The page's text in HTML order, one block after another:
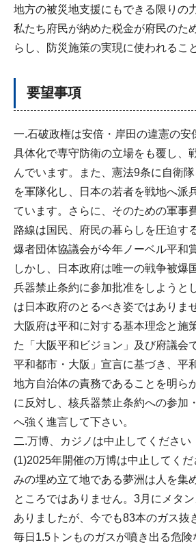
地方の被災地支援にもできる限りの
私たち府民が納めた税金が府民のた
らし、防災施策の実現に使われるこ
要望事項
一.石破政権は安倍・岸田の違憲の安
具体化で専守防衛の立場をも覆し、
んでいます。また、憲法9条に自衛
を軍隊化し、日本の若者を戦地へ派
ています。さらに、そのための軍事
路線は国民、府民の暮らしを圧迫す
爆者団体協議会が今年ノーベル平和
しかし、日本政府は唯一の戦争被爆
兵器禁止条約に参加批准をしようと
は日本政府のとるべき姿ではありま
大阪府は平和に対する基本理念と施
た「大阪平和ビジョン」及び府議会
平和都市・大阪」宣言に基づき、平
地方自治体の責務であることを明ら
に反対し、核兵器禁止条約への参加
へ強く進言して下さい。
二.万博、カジノは中止してください
(1)2025年開催の万博は中止してく
みの埋め立て地である夢洲は人を集
ところではありません。3月にメタ
ありましたが、今でも83本のガス抜
毎日1.5トンものガスが噴き出る危